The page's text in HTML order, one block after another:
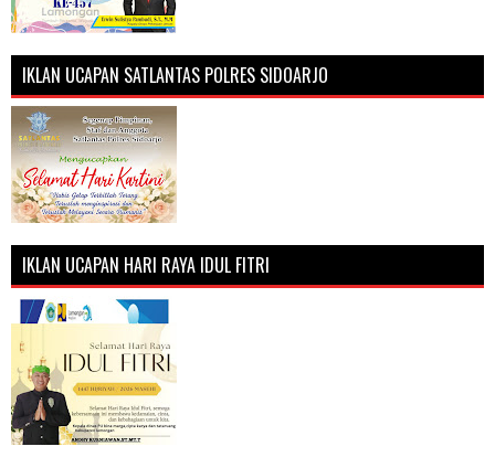
IKLAN UCAPAN SATLANTAS POLRES SIDOARJO
IKLAN UCAPAN HARI RAYA IDUL FITRI